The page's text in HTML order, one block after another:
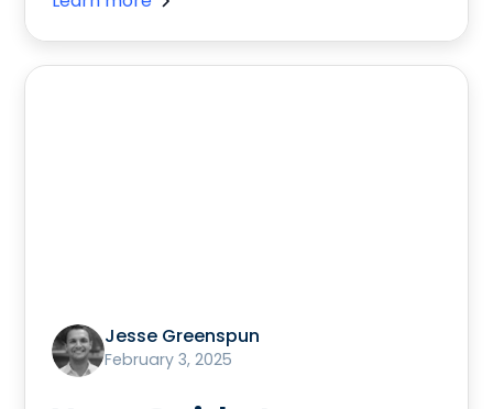
Jesse Greenspun
February 3, 2025